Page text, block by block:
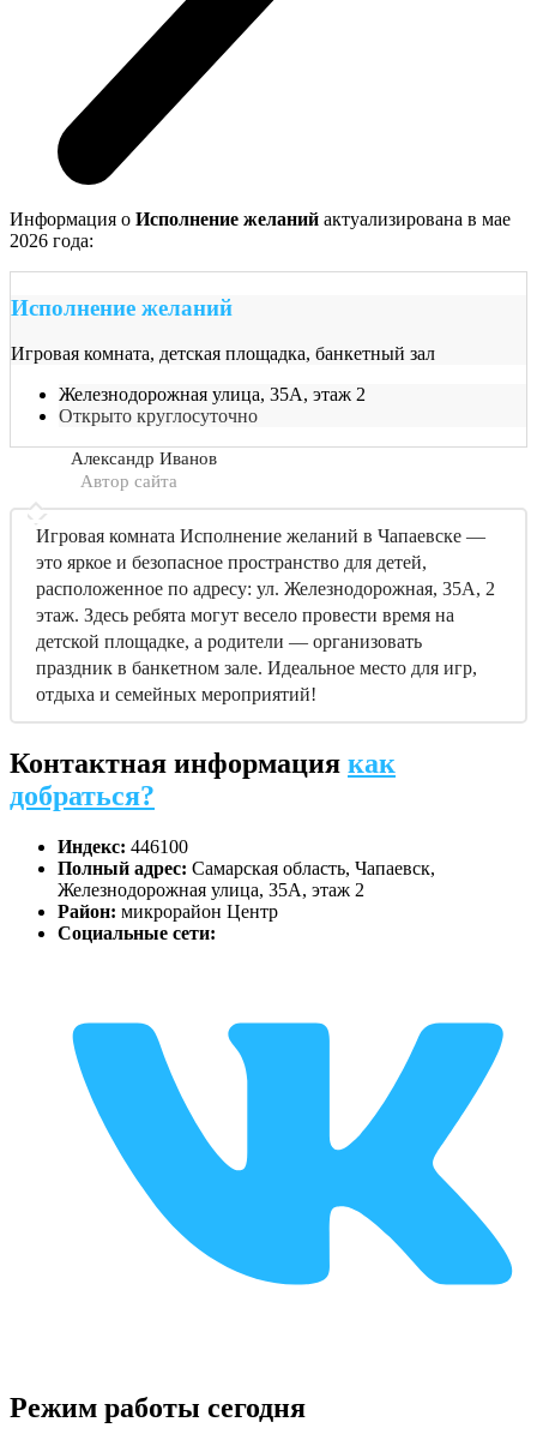
Информация о Исполнение желаний актуализирована в мае
2026 года:
Исполнение желаний
Игровая комната, детская площадка, банкетный зал
Железнодорожная улица, 35А, этаж 2
Открыто круглосуточно
Александр Иванов
Автор сайта
Игровая комната Исполнение желаний в Чапаевске —
это яркое и безопасное пространство для детей,
расположенное по адресу: ул. Железнодорожная, 35А, 2
этаж. Здесь ребята могут весело провести время на
детской площадке, а родители — организовать
праздник в банкетном зале. Идеальное место для игр,
отдыха и семейных мероприятий!
Контактная информация как
добраться?
Индекс: 446100
Полный адрес: Самарская область, Чапаевск,
Железнодорожная улица, 35А, этаж 2
Район: микрорайон Центр
Социальные сети:
Режим работы сегодня